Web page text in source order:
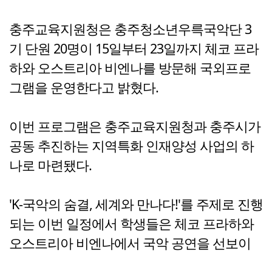
충주교육지원청은 충주청소년우륵국악단 3
기 단원 20명이 15일부터 23일까지 체코 프라
하와 오스트리아 비엔나를 방문해 국외프로
그램을 운영한다고 밝혔다.
이번 프로그램은 충주교육지원청과 충주시가
공동 추진하는 지역특화 인재양성 사업의 하
나로 마련됐다.
'K-국악의 숨결, 세계와 만나다!'를 주제로 진행
되는 이번 일정에서 학생들은 체코 프라하와
오스트리아 비엔나에서 국악 공연을 선보이